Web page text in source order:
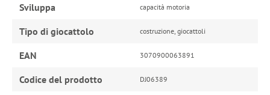
Sviluppa capacità motoria
Tipo di giocattolo costruzione, giocattoli
EAN 3070900063891
Codice del prodotto DJ06389